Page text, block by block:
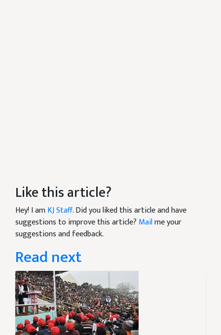
Like this article?
Hey! I amKJ Staff. Did you liked this article and have
suggestions to improve this article? Mailme your
suggestions and feedback.
Read next